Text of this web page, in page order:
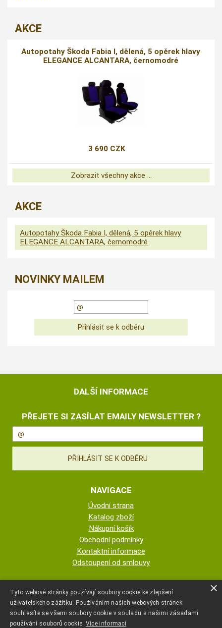
AKCE
Autopotahy Škoda Fabia I, dělená, 5 opěrek hlavy
ELEGANCE ALCANTARA, černomodré
3 690 CZK
Zobrazit všechny akce ...
AKCE
Autopotahy Škoda Fabia I, dělená, 5 opěrek hlavy
ELEGANCE ALCANTARA, černomodré
NOVINKY MAILEM
DALŠÍ INFORMACE
PŘEJETE SI ZASÍLAT EMAILY NEWSLETTER ?
NAVIGACE
Úvodní strana
Katalog zboží
Nákupní košík
Obchodní podmínky
Kontaktní informace
Odstoupení od smlouvy
AUTOPOTAHY NOVOTNÝ - KRISTA
NOVOTNÁ
×
Tyto webové stránky používají soubory cookie ke zlepšení
uživatelského zážitku. Používáním našich webových stránek
souhlasíte se všemi soubory cookie v souladu s našimi zásadami
používání souborů cookie. Více informací